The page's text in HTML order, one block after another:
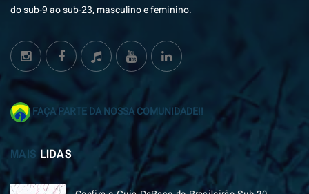
do sub-9 ao sub-23, masculino e feminino.
FAÇA PARTE DA NOSSA COMUNIDADE!!
MAIS LIDAS